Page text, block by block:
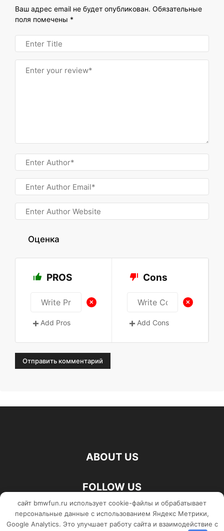
Ваш адрес email не будет опубликован. Обязательные
поля помечены *
Оценка
PROS
+
Add Pros
Cons
+
Add Cons
ABOUT US
FOLLOW US
сайт bmwfun.ru использует cookie-файлы и обрабатывает
персональные данные с использованием Яндекс Метрики,
Google Analytics. Это улучшает работу сайта и взаимодействие с